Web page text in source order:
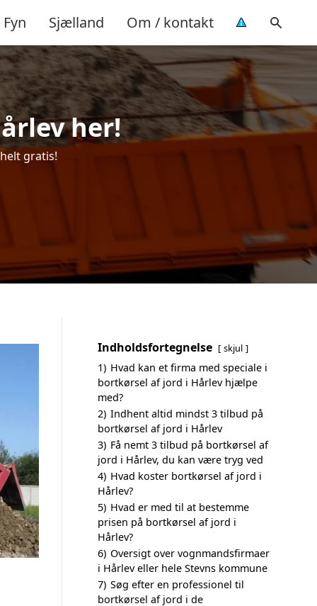
Fyn Sjælland Om / kontakt
her!
gratis!
Indholdsfortegnelse skjul
1) Hvad kan et firma med speciale i
bortkørsel af jord i Hårlev hjælpe
med?
2) Indhent altid mindst 3 tilbud på
bortkørsel af jord i Hårlev
3) Få nemt 3 tilbud på bortkørsel af
jord i Hårlev, du kan være tryg ved
4) Hvad koster bortkørsel af jord i
Hårlev?
5) Hvad er med til at bestemme
prisen på bortkørsel af jord i
Hårlev?
6) Oversigt over vognmandsfirmaer
i Hårlev eller hele Stevns kommune
7) Søg efter en professionel til
bortkørsel af jord i de